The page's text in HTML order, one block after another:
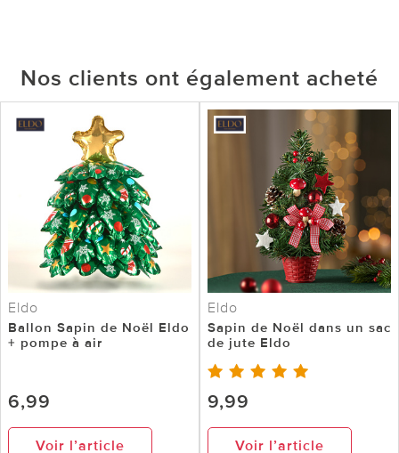
Nos clients ont également acheté
Eldo
Ballon Sapin de Noël Eldo
+ pompe à air
6,99
Voir l’article
Eldo
Sapin de Noël dans un sac
de jute Eldo
9,99
Voir l’article